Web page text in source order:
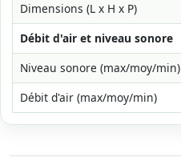
Dimensions (L x H x P)
Débit d'air et niveau sonore
Niveau sonore (max/moy/min)
Débit d'air (max/moy/min)